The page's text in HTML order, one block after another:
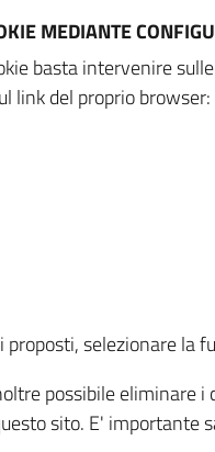
MEDIANTE
basta intervenire
link del proprio browser:
selezionare la
possibile eliminare
sito. E'